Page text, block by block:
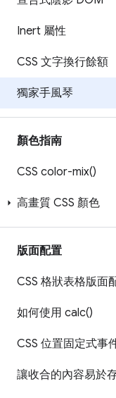
Inert 屬性
CSS 文字換行餘額
獨家手風琴
顏色指南
CSS color-mix()
高畫質 CSS 顏色
版面配置
CSS 格狀表格版面
如何使用 calc()
CSS 位置固定式事
讓收合的內容易於